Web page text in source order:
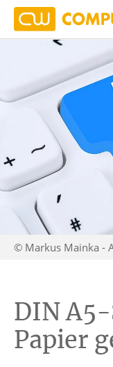
© Markus Mainka -
DIN
Papier